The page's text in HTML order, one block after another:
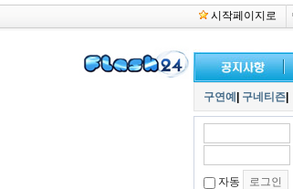
시작페이지로
구연예 구네티즌
자동